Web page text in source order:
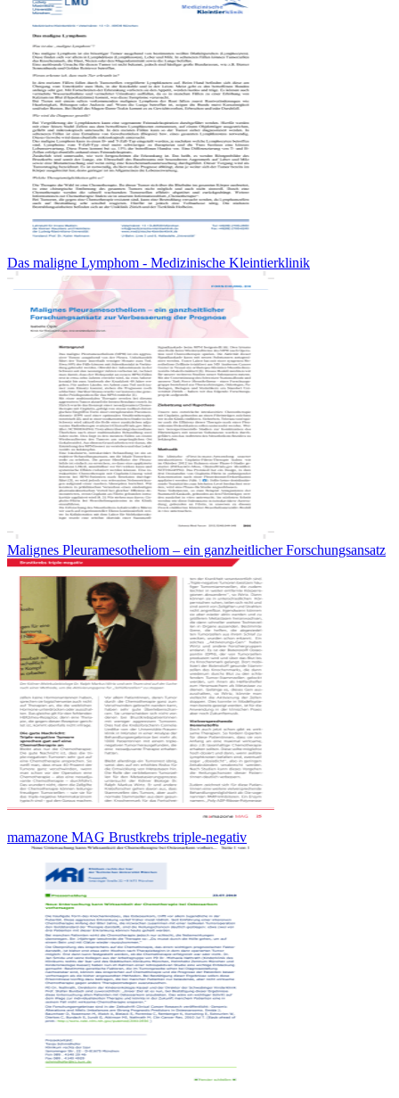
Das maligne Lymphom - Medizinische Kleintierklinik
Malignes Pleuramesotheliom – ein ganzheitlicher Forschungsansatz
mamazone MAG Brustkrebs triple-negativ